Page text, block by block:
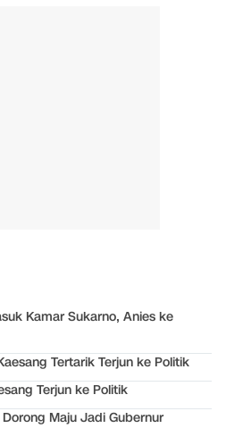
Kamar Sukarno, Anies ke
Tertarik Terjun ke Politik
Terjun ke Politik
Maju Jadi Gubernur